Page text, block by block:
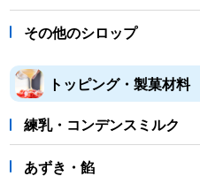
その他のシロップ
トッピング・製菓材料
練乳・コンデンスミルク
あずき・餡